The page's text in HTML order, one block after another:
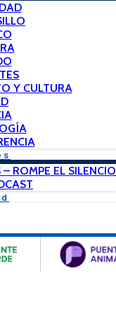
Y CULTURA
– ROMPE EL SILENCIO